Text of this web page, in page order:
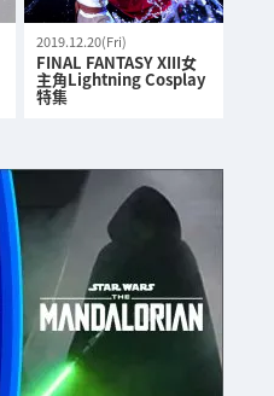
2019.12.20(Fri)
FINAL FANTASY XIII女
主角Lightning Cosplay
特集